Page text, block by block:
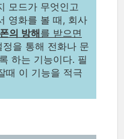
모드가 무엇인고
영화를 볼 때, 회사
의 방해를 받으면
을 통해 전화나 문
하는 기능이다. 필
때 이 기능을 적극